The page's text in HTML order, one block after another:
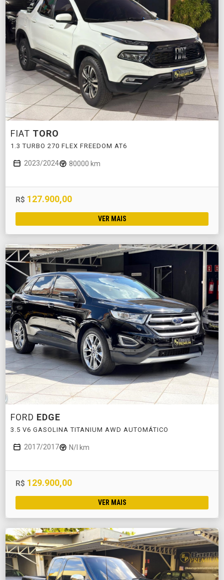
FIAT TORO
1.3 TURBO 270 FLEX FREEDOM AT6
2023/2024 80000 km
R$ 127.900,00
VER MAIS
FORD EDGE
3.5 V6 GASOLINA TITANIUM AWD AUTOMÁTICO
2017/2017 N/I km
R$ 129.900,00
VER MAIS